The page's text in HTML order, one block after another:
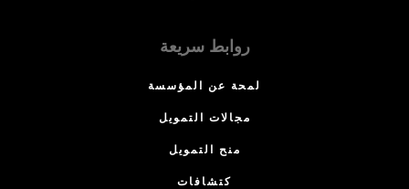
روابط سريعة
لمحة عن المؤسسة
مجالات التمويل
منح التمويل
كتشافات